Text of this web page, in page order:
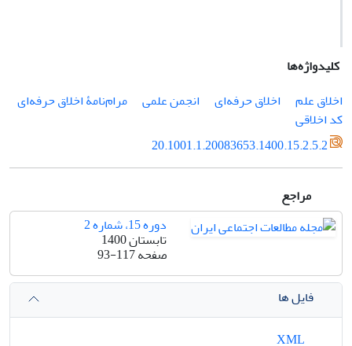
کلیدواژه‌ها
اخلاق علم
اخلاق حرفه‌ای انجمن علمی
مرام‌نامۀ اخلاق حرفه‌ای
کد اخلاقی
20.1001.1.20083653.1400.15.2.5.2
مراجع
دوره 15، شماره 2
تابستان 1400
صفحه93-117
فایل ها